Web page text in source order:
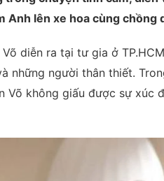
Anh lên xe hoa cùng chồng
Võ diễn ra tại tư gia ở
những người thân thiết.
Võ không giấu được sự xúc